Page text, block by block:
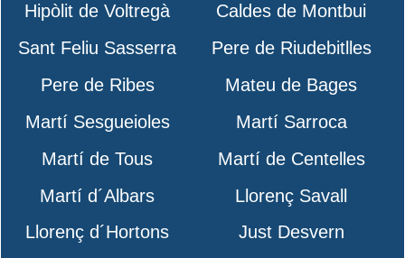
Hipòlit de Voltregà
Caldes de Montbui
Sant Feliu Sasserra
Pere de Riudebitlles
Pere de Ribes
Mateu de Bages
Martí Sesgueioles
Martí Sarroca
Martí de Tous
Martí de Centelles
Martí d´Albars
Llorenç Savall
Llorenç d´Hortons
Just Desvern